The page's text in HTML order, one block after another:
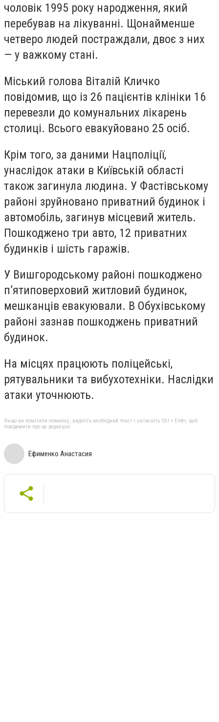
чоловік 1995 року народження, який
перебував на лікуванні. Щонайменше
четверо людей постраждали, двоє з них
— у важкому стані.
Міський голова Віталій Кличко
повідомив, що із 26 пацієнтів клініки 16
перевезли до комунальних лікарень
столиці. Всього евакуйовано 25 осіб.
Крім того, за даними Нацполіції,
унаслідок атаки в Київській області
також загинула людина. У Фастівському
районі зруйновано приватний будинок і
автомобіль, загинув місцевий житель.
Пошкоджено три авто, 12 приватних
будинків і шість гаражів.
У Вишгородському районі пошкоджено
п’ятиповерховий житловий будинок,
мешканців евакуювали. В Обухівському
районі зазнав пошкоджень приватний
будинок.
На місцях працюють поліцейські,
рятувальники та вибухотехніки. Наслідки
атаки уточнюють.
Якщо ви помітили помилку, виділіть необхідний текст і натисніть Ctrl + Enter, щоб
повідомити про це редакцію
Ефименко Анастасия